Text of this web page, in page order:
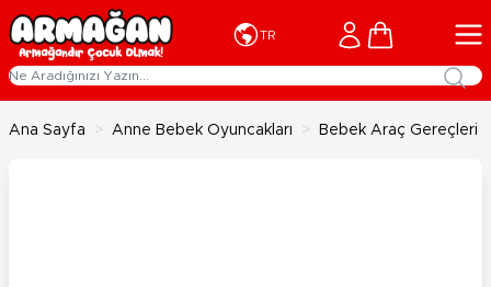
İçeriğe geç
TR Cart
Ana Sayfa > Anne Bebek Oyuncakları > Bebek Araç Gereçleri